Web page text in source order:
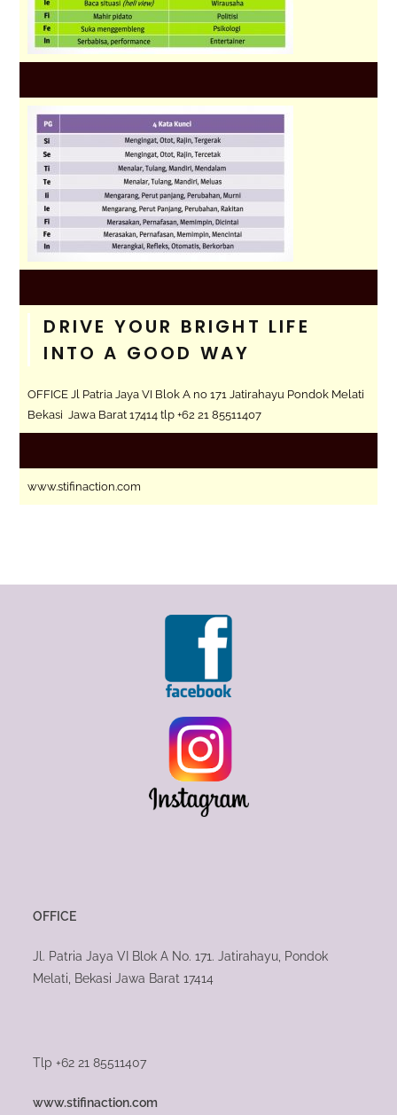
DRIVE YOUR BRIGHT LIFE
INTO A GOOD WAY
OFFICE Jl Patria Jaya VI Blok A no 171 Jatirahayu Pondok Melati
Bekasi Jawa Barat 17414 tlp +62 21 85511407
www.stifinaction.com
OFFICE
Jl. Patria Jaya VI Blok A No. 171. Jatirahayu, Pondok
Melati, Bekasi Jawa Barat 17414
Tlp +62 21 85511407
www.stifinaction.com